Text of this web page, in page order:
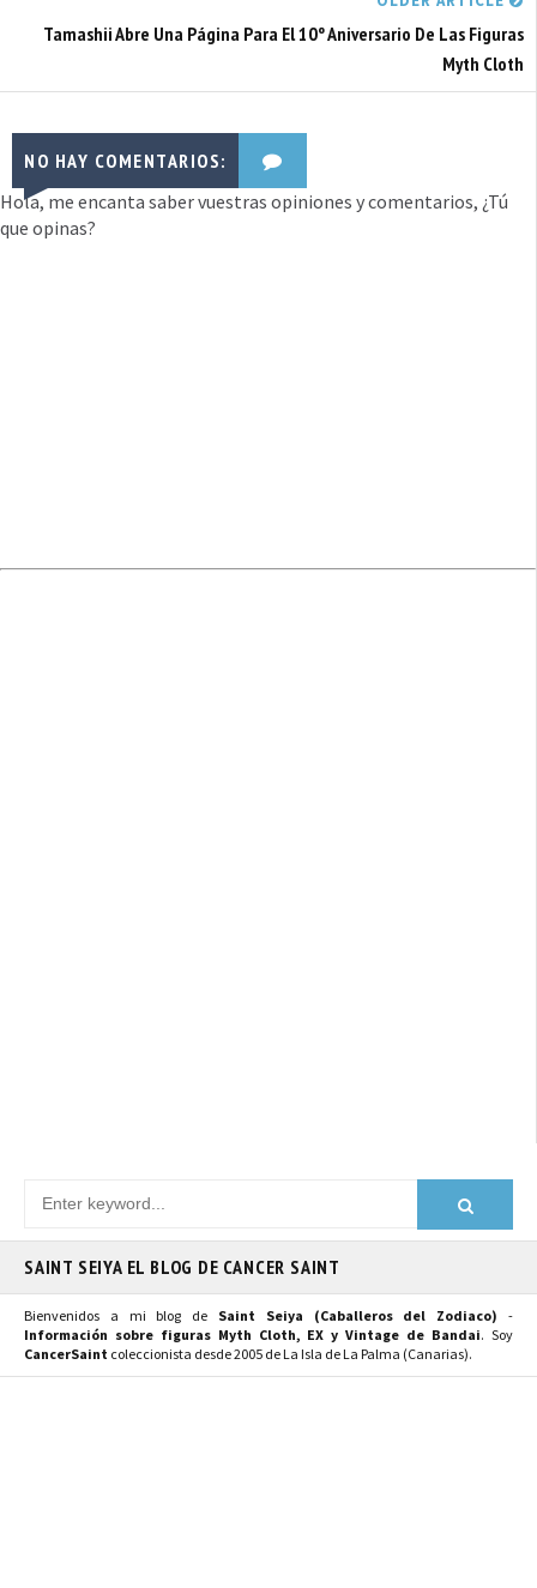
Tamashii Abre Una Página Para El 10º Aniversario De Las Figuras
Myth Cloth
NO HAY COMENTARIOS:
Hola, me encanta saber vuestras opiniones y comentarios, ¿Tú
que opinas?
SAINT SEIYA EL BLOG DE CANCER SAINT
Bienvenidos a mi blog de Saint Seiya (Caballeros del Zodiaco) -
Información sobre figuras Myth Cloth, EX y Vintage de Bandai. Soy
CancerSaint coleccionista desde 2005 de La Isla de La Palma (Canarias).